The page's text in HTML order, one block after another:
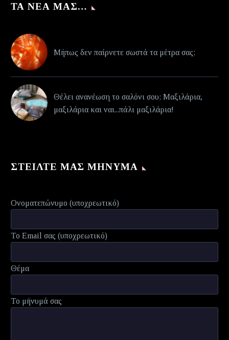
ΤΑ ΝΈΑ ΜΑΣ…
Μήπως δεν παίρνετε σωστά τα μέτρα σας;
Θέλει ανανέωση το σαλόνι σου; Μαξιλάρια,
μαξιλάρια και ναι...πάλι μαξιλάρια!
ΣΤΕΊΛΤΕ ΜΑΣ ΜΉΝΥΜΑ
Ονοματεπώνυμο (υποχρεωτικό)
Το Email σας (υποχρεωτικό)
Θέμα
Το μήνυμά σας